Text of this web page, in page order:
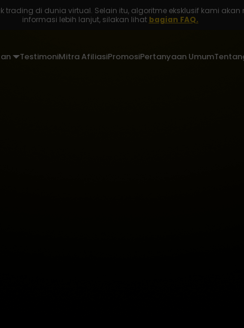
di dunia virtual. Selain itu, algoritme eksklusif kami akan
informasi lebih lanjut, silakan lihat bagian FAQ.
TestimoniMitra AfiliasiPromosiPertanyaan Umum